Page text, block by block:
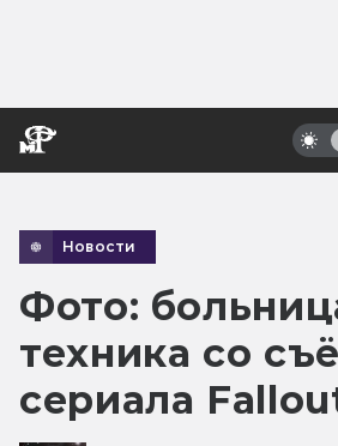
Новости
Фото:
техника со
сериала